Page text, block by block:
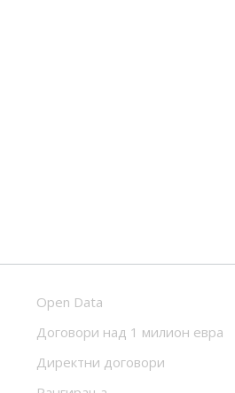
Open Data
Договори над 1 милион евра
Директни договори